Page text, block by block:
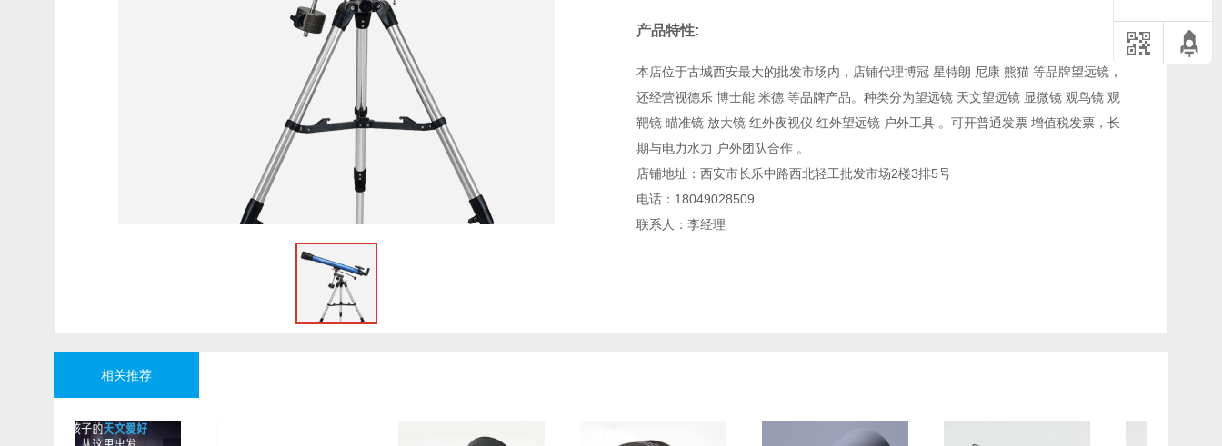
产品特性:
本店位于古城西安最大的批发市场内，店铺代理博冠 星特朗 尼康 熊猫 等品牌望远镜，
还经营视德乐 博士能 米德 等品牌产品。种类分为望远镜 天文望远镜 显微镜 观鸟镜 观
靶镜 瞄准镜 放大镜 红外夜视仪 红外望远镜 户外工具 。可开普通发票 增值税发票，长
期与电力水力 户外团队合作 。
店铺地址：西安市长乐中路西北轻工批发市场2楼3排5号
电话：18049028509
联系人：李经理
相关推荐